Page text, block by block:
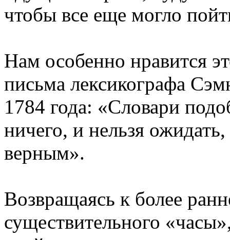
чтобы все еще могло
Нам особенно нравится
письма лексикографа
1784 года: «Словари
ничего, и нельзя
верным».
Возвращаясь к более
существительного